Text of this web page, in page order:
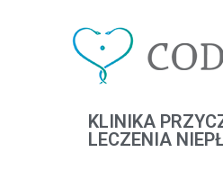
KLINIKA
LECZENIA